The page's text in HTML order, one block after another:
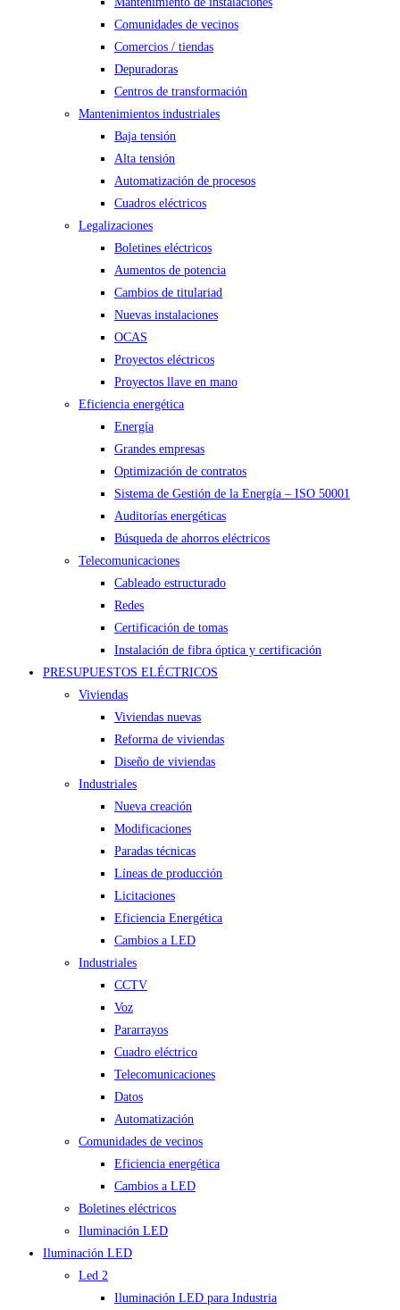
Comunidades de vecinos
Comercios / tiendas
Depuradoras
Centros de transformación
Mantenimientos industriales
Baja tensión
Alta tensión
Automatización de procesos
Cuadros eléctricos
Legalizaciones
Boletines eléctricos
Aumentos de potencia
Cambios de titulariad
Nuevas instalaciones
OCAS
Proyectos eléctricos
Proyectos llave en mano
Eficiencia energética
Energía
Grandes empresas
Optimización de contratos
Sistema de Gestión de la Energía – ISO 50001
Auditorías energéticas
Búsqueda de ahorros eléctricos
Telecomunicaciones
Cableado estructurado
Redes
Certificación de tomas
Instalación de fibra óptica y certificación
PRESUPUESTOS ELÉCTRICOS
Viviendas
Viviendas nuevas
Reforma de viviendas
Diseño de viviendas
Industriales
Nueva creación
Modificaciones
Paradas técnicas
Líneas de producción
Licitaciones
Eficiencia Energética
Cambios a LED
Industriales
CCTV
Voz
Pararrayos
Cuadro eléctrico
Telecomunicaciones
Datos
Automatización
Comunidades de vecinos
Eficiencia energética
Cambios a LED
Boletines eléctricos
Iluminación LED
Iluminación LED
Led 2
Iluminación LED para Industria